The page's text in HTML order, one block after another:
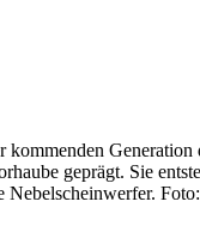
geprägt. Sie
Nebelscheinwerfer.